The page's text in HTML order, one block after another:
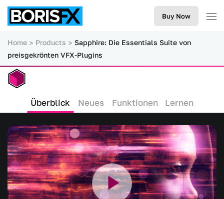
Buy Now
Home Products
Sapphire: Die Essentials Suite von
preisgekrönten VFX-Plugins
Sapphire: Die Essentials Suite von
Überblick Neues Funktionen Lernen